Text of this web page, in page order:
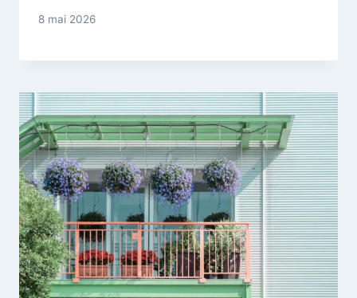
8 mai 2026